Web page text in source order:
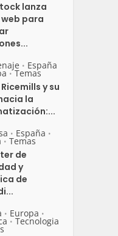
lanza
para
• España
• Temas
y su
la
• España •
• Temas
de
y
de
• Europa •
• Tecnologia